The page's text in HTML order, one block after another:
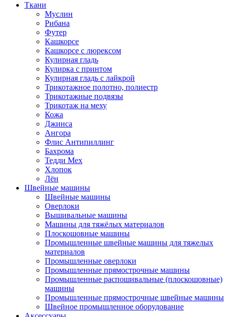
Ткани
Муслин
Рибана
Футер
Кашкорсе
Кашкорсе с люрексом
Кулирная гладь
Кулирка с принтом
Кулирная гладь с лайкрой
Трикотажное полотно, полиестр
Трикотажные подвязы
Трикотаж на меху
Кожа
Джинса
Ангора
Флис Антипиллинг
Бахрома
Тедди Мех
Хлопок
Лён
Швейные машины
Швейные машины
Оверлоки
Вышивальные машины
Машины для тяжёлых материалов
Плоскошовные машины
Промышленные швейные машины для тяжелых
материалов
Промышленные оверлоки
Промышленные прямострочные машины
Промышленные распошивальные (плоскошовные)
машины
Промышленные прямострочные швейные машины
Швейное промышленное оборудование